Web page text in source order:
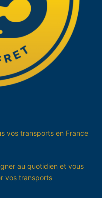
vos transports en France
au quotidien et vous
vos transports